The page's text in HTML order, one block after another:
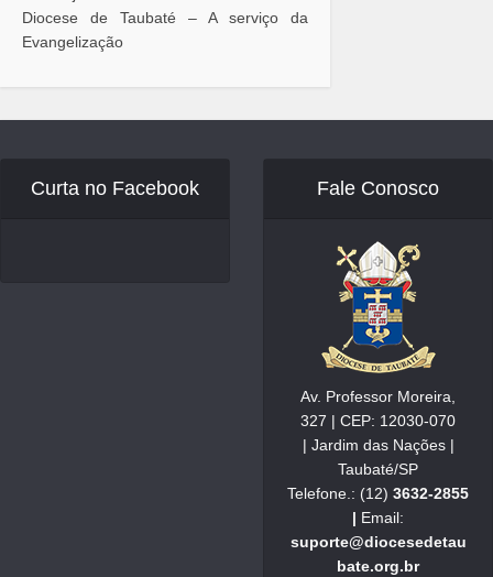
Diocese de Taubaté – A serviço da
Evangelização
Curta no Facebook Fale Conosco
Av. Professor Moreira,
327 | CEP: 12030-070
| Jardim das Nações |
Taubaté/SP
Telefone.: (12) 3632-2855
| Email:
suporte@diocesedetau
bate.org.br